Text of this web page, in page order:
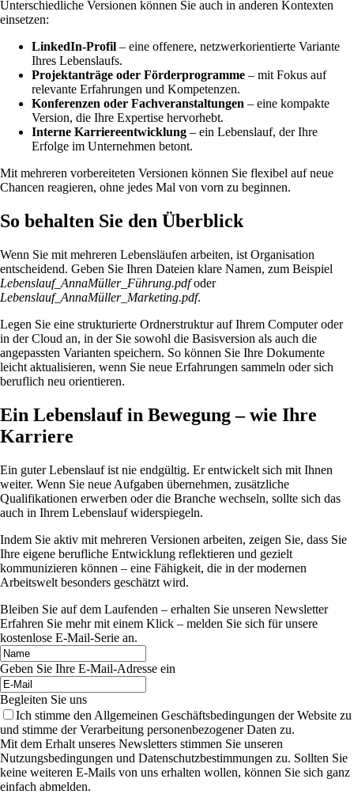
Unterschiedliche Versionen können Sie auch in anderen Kontexten
einsetzen:
LinkedIn-Profil – eine offenere, netzwerkorientierte Variante
Ihres Lebenslaufs.
Projektanträge oder Förderprogramme – mit Fokus auf
relevante Erfahrungen und Kompetenzen.
Konferenzen oder Fachveranstaltungen – eine kompakte
Version, die Ihre Expertise hervorhebt.
Interne Karriereentwicklung – ein Lebenslauf, der Ihre
Erfolge im Unternehmen betont.
Mit mehreren vorbereiteten Versionen können Sie flexibel auf neue
Chancen reagieren, ohne jedes Mal von vorn zu beginnen.
So behalten Sie den Überblick
Wenn Sie mit mehreren Lebensläufen arbeiten, ist Organisation
entscheidend. Geben Sie Ihren Dateien klare Namen, zum Beispiel
Lebenslauf_AnnaMüller_Führung.pdfoder
Lebenslauf_AnnaMüller_Marketing.pdf.
Legen Sie eine strukturierte Ordnerstruktur auf Ihrem Computer oder
in der Cloud an, in der Sie sowohl die Basisversion als auch die
angepassten Varianten speichern. So können Sie Ihre Dokumente
leicht aktualisieren, wenn Sie neue Erfahrungen sammeln oder sich
beruflich neu orientieren.
Ein Lebenslauf in Bewegung – wie Ihre
Karriere
Ein guter Lebenslauf ist nie endgültig. Er entwickelt sich mit Ihnen
weiter. Wenn Sie neue Aufgaben übernehmen, zusätzliche
Qualifikationen erwerben oder die Branche wechseln, sollte sich das
auch in Ihrem Lebenslauf widerspiegeln.
Indem Sie aktiv mit mehreren Versionen arbeiten, zeigen Sie, dass Sie
Ihre eigene berufliche Entwicklung reflektieren und gezielt
kommunizieren können – eine Fähigkeit, die in der modernen
Arbeitswelt besonders geschätzt wird.
Bleiben Sie auf dem Laufenden – erhalten Sie unseren Newsletter
Erfahren Sie mehr mit einem Klick – melden Sie sich für unsere
kostenlose E-Mail-Serie an.
Geben Sie Ihre E-Mail-Adresse ein
Begleiten Sie uns
Ich stimme den Allgemeinen Geschäftsbedingungen der Website zu
und stimme der Verarbeitung personenbezogener Daten zu.
Mit dem Erhalt unseres Newsletters stimmen Sie unseren
Nutzungsbedingungen und Datenschutzbestimmungen zu. Sollten Sie
keine weiteren E-Mails von uns erhalten wollen, können Sie sich ganz
einfach abmelden.